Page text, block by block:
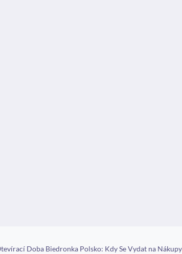
Doba Biedronka Polsko: Kdy Se Vydat na